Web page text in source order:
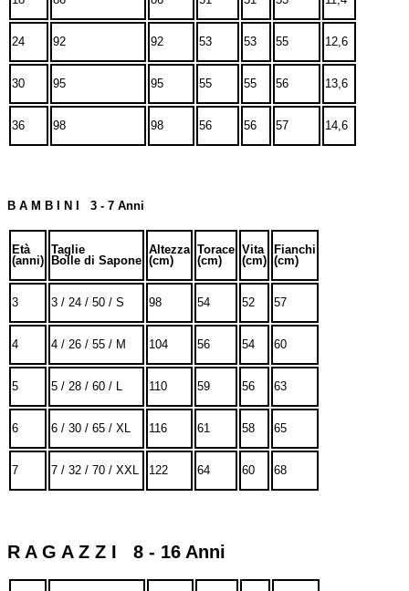
24 92 92 53 53 55 12,6
30 95 95 55 55 56 13,6
36 98 98 56 56 57 14,6
B A M B I N I 3 - 7 Anni
Età
(anni)
Taglie
Bolle di Sapone
Altezza
(cm)
Torace
(cm)
Vita
(cm)
Fianchi
(cm)
3 3 / 24 / 50 / S 98 54 52 57
4 4 / 26 / 55 / M 104 56 54 60
5 5 / 28 / 60 / L 110 59 56 63
6 6 / 30 / 65 / XL 116 61 58 65
7 7 / 32 / 70 / XXL 122 64 60 68
R A G A Z Z I 8 - 16 Anni